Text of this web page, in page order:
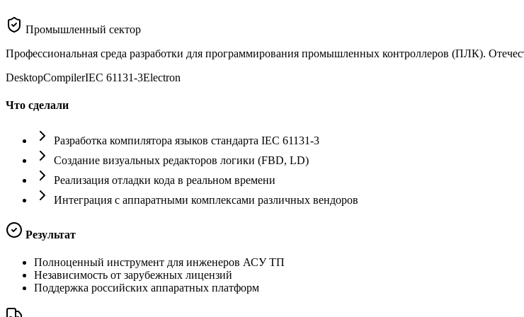
Промышленный сектор
Профессиональная среда разработки для программирования промышленных контроллеров (ПЛК).
DesktopCompilerIEC 61131-3Electron
Что сделали
Разработка компилятора языков стандарта IEC 61131-3
Создание визуальных редакторов логики (FBD, LD)
Реализация отладки кода в реальном времени
Интеграция с аппаратными комплексами различных вендоров
Результат
Полноценный инструмент для инженеров АСУ ТП
Независимость от зарубежных лицензий
Поддержка российских аппаратных платформ